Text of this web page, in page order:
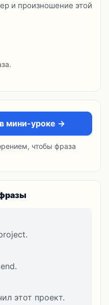
и произношение этой
мини-уроке →
чтобы фраза
этот проект.